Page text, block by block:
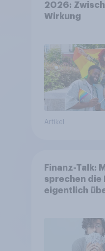
2026:
Wirkung
Artikel
Finanz-Talk:
sprechen die
eigentlich